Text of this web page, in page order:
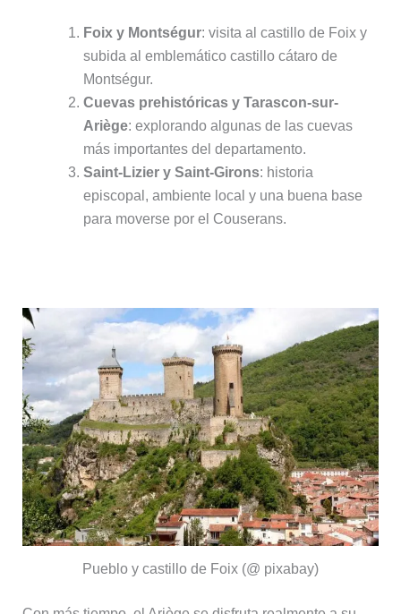
Foix y Montségur: visita al castillo de Foix y
subida al emblemático castillo cátaro de
Montségur.
Cuevas prehistóricas y Tarascon-sur-
Ariège: explorando algunas de las cuevas
más importantes del departamento.
Saint-Lizier y Saint-Girons: historia
episcopal, ambiente local y una buena base
para moverse por el Couserans.
Pueblo y castillo de Foix (@ pixabay)